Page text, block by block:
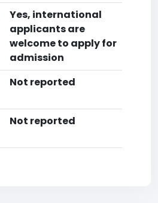
Yes, international
applicants are
welcome to apply for
admission
Not reported
Not reported